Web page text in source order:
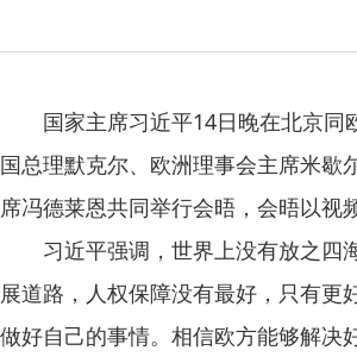
国家主席习近平14日晚在北京同
国总理默克尔、欧洲理事会主席米歇
席冯德莱恩共同举行会晤，会晤以视
习近平强调，世界上没有放之四
展道路，人权保障没有最好，只有更
做好自己的事情。相信欧方能够解决